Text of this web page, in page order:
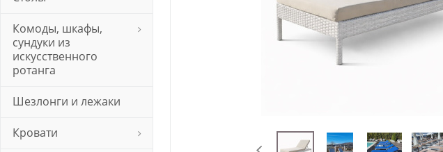
Комоды, шкафы,
сундуки из
искусственного
ротанга
Шезлонги и лежаки
Кровати